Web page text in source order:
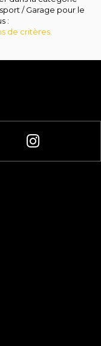
/ Garage pour le
:
de critères.